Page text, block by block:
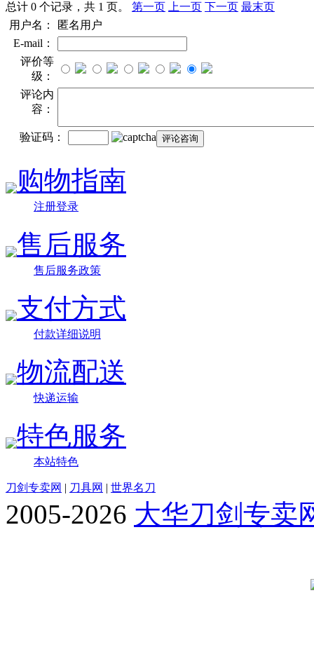
总计 0 个记录，共 1 页。 第一页 上一页 下一页 最末页
用户名：
匿名用户
E-mail：
评价等
级：
评论内
容：
验证码：
购物指南
注册登录
售后服务
售后服务政策
支付方式
付款详细说明
物流配送
快递运输
特色服务
本站特色
刀剑专卖网 | 刀具网 | 世界名刀
2005-2026 大华刀剑专卖